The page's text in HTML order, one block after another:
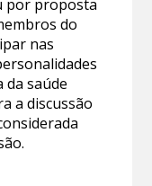
por proposta
do
nas
da saúde
a discussão